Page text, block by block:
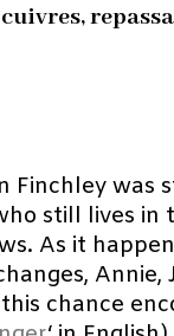
was
still lives in
As it
chance